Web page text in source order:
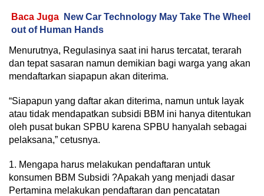
Baca Juga
New Car Technology May Take The Wheel
out of Human Hands
Menurutnya, Regulasinya saat ini harus tercatat, terarah
dan tepat sasaran namun demikian bagi warga yang akan
mendaftarkan siapapun akan diterima.
“Siapapun yang daftar akan diterima, namun untuk layak
atau tidak mendapatkan subsidi BBM ini hanya ditentukan
oleh pusat bukan SPBU karena SPBU hanyalah sebagai
pelaksana,” cetusnya.
1. Mengapa harus melakukan pendaftaran untuk
konsumen BBM Subsidi ?Apakah yang menjadi dasar
Pertamina melakukan pendaftaran dan pencatatan